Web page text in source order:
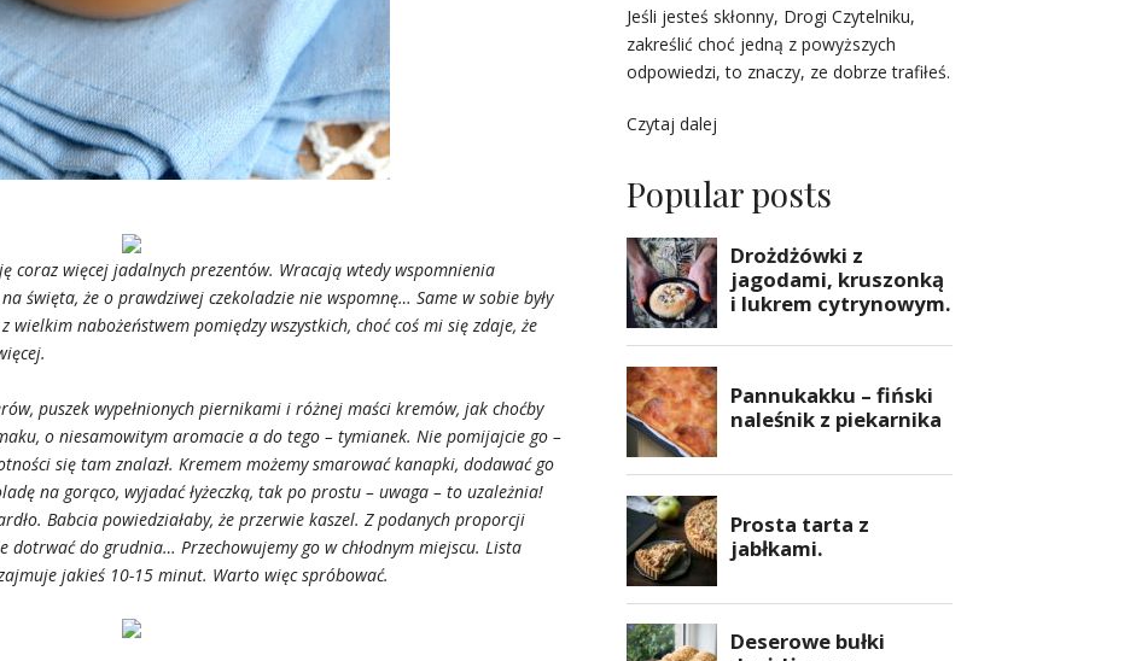
coraz więcej jadalnych prezentów. Wracają wtedy wspomnienia
święta, że o prawdziwej czekoladzie nie wspomnę… Same w sobie były
wielkim nabożeństwem pomiędzy wszystkich, choć coś mi się zdaje, że
puszek wypełnionych piernikami i różnej maści kremów, jak choćby
o niesamowitym aromacie a do tego – tymianek. Nie pomijajcie go –
się tam znalazł. Kremem możemy smarować kanapki, dodawać go
na gorąco, wyjadać łyżeczką, tak po prostu – uwaga – to uzależnia!
Babcia powiedziałaby, że przerwie kaszel. Z podanych proporcji
dotrwać do grudnia… Przechowujemy go w chłodnym miejscu. Lista
jakieś 10-15 minut. Warto więc spróbować.
Jeśli jesteś skłonny, Drogi Czytelniku,
zakreślić choć jedną z powyższych
odpowiedzi, to znaczy, ze dobrze trafiłeś.
Czytaj dalej
Popular posts